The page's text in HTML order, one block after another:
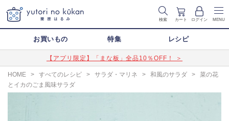
検索 カート ログイン MENU
お買いもの 特集 レシピ
【アプリ限定】「まな板」全品10％OFF！ ＞
HOME > すべてのレシピ > サラダ・マリネ > 和風のサラダ >
菜の花
とイカのごま風味サラダ